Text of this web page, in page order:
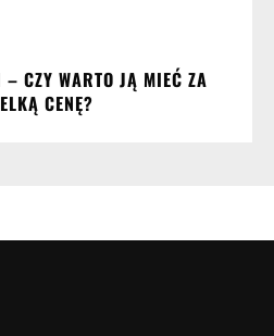
– CZY WARTO JĄ MIEĆ ZA
CENĘ?